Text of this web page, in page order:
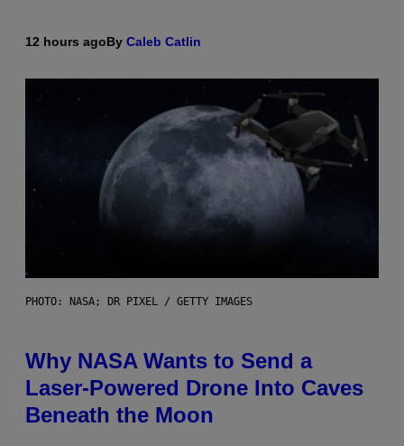
12 hours agoBy Caleb Catlin
PHOTO: NASA; DR PIXEL / GETTY IMAGES
Why NASA Wants to Send a
Laser-Powered Drone Into Caves
Beneath the Moon